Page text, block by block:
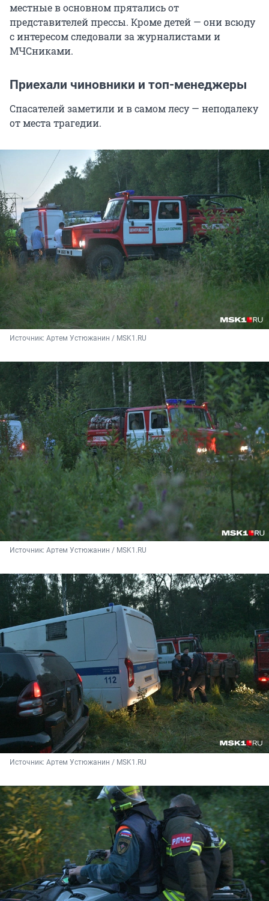
местные в основном прятались от
представителей прессы. Кроме детей — они всюду
с интересом следовали за журналистами и
МЧСниками.
Приехали чиновники и топ-менеджеры
Спасателей заметили и в самом лесу — неподалеку
от места трагедии.
Источник: Артем Устюжанин / MSK1.RU
Источник: Артем Устюжанин / MSK1.RU
Источник: Артем Устюжанин / MSK1.RU